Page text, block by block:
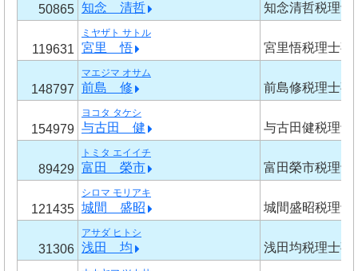
50865 知念 清哲 知念清哲税理士
119631
ミヤザト サトル
宮里 悟 宮里悟税理士事
148797
マエジマ オサム
前島 修 前島修税理士事
154979
ヨコタ タケシ
与古田 健 与古田健税理士
89429
トミタ エイイチ
富田 榮市 富田榮市税理士
121435
シロマ モリアキ
城間 盛昭 城間盛昭税理士
31306
アサダ ヒトシ
浅田 均 浅田均税理士事